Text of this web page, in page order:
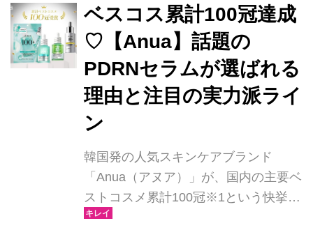
ベスコス累計100冠達成
♡【Anua】話題の
PDRNセラムが選ばれる
理由と注目の実力派ライ
ン
韓国発の人気スキンケアブランド
「Anua（アヌア）」が、国内の主要ベ
ストコスメ累計100冠※1という快挙を
達成しました。なかでもSNSで「水光